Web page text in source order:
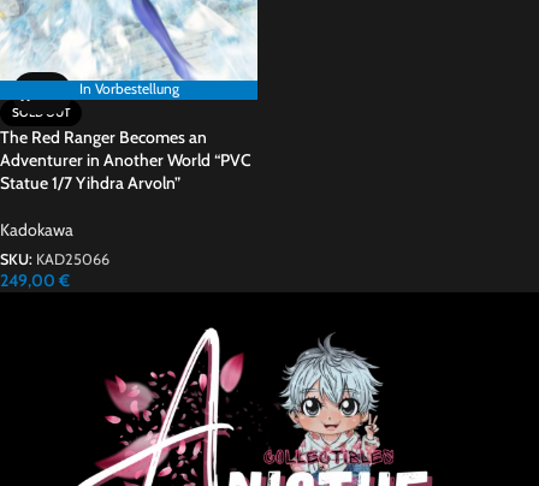
In Vorbestellung
In Vorbestellung
SOLD OUT
The Red Ranger Becomes an
Adventurer in Another World “PVC
Statue 1/7 Yihdra Arvoln”
Kadokawa
SKU: KAD25066
249,00 €